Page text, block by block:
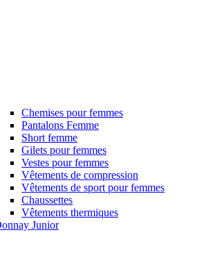
Chemises pour femmes
Pantalons Femme
Short femme
Gilets pour femmes
Vestes pour femmes
Vêtements de compression
Vêtements de sport pour femmes
Chaussettes
Vêtements thermiques
Junior